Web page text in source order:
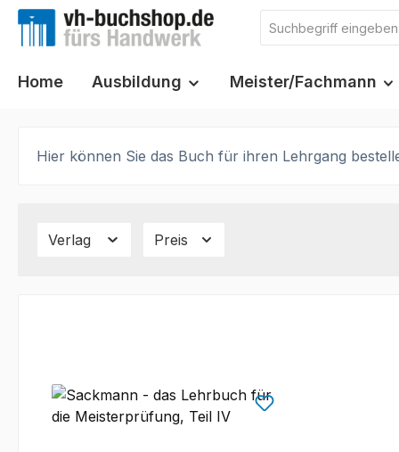
Hauptinhalt springen
Zur Suche springen
Zur Hauptnavigation springen
Home Ausbildung Meister/Fachmann
Hier können Sie das Buch für ihren Lehrgang
Verlag Preis